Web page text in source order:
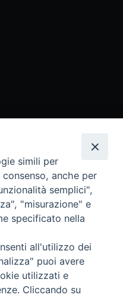
11 - tel. 0382.24736 -
simili per
anche per
semplici",
"misurazione" e
specificato nella
all'utilizzo dei
puoi avere
utilizzati e
Cliccando su